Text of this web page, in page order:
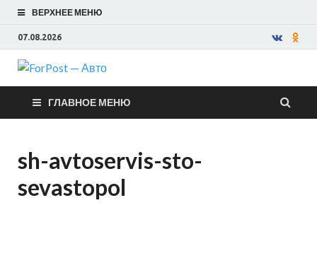
ВЕРХНЕЕ МЕНЮ
07.08.2026
ForPost —
Авто
ГЛАВНОЕ МЕНЮ
sh-avtoservis-sto-
sevastopol